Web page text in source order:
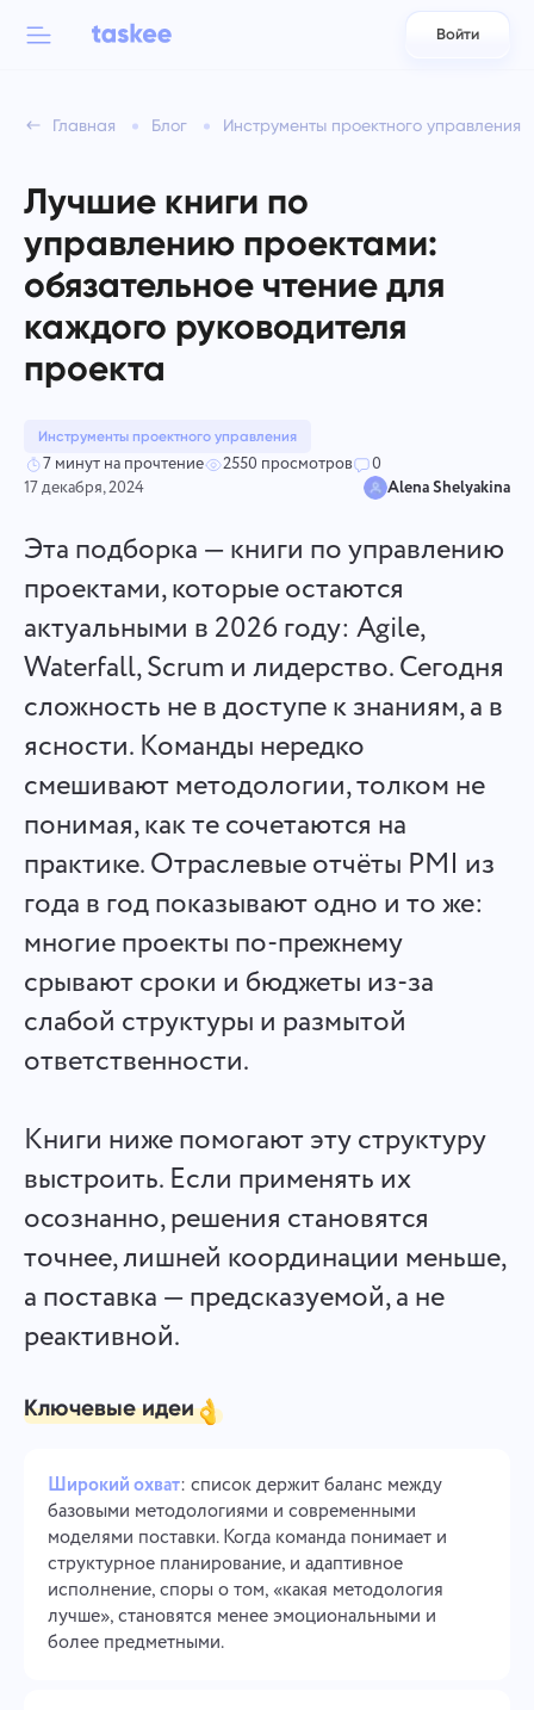
العربية
Azərbaycan
日本語
Bahasa Indonesia
Deutsch
Español
Français
עברית
हिन्दी
Italiano
中文 (中国)
Kiswahili
Português
Русский
Türkçe
Tiếng Việt
Войти
Главная Блог Инструменты проектного управления
Лучшие книги по
управлению проектами:
обязательное чтение для
каждого руководителя
проекта
Инструменты проектного управления
7 минут на прочтение 2550 просмотров
0
17 декабря, 2024
Alena Shelyakina
Эта подборка — книги по управлению
проектами, которые остаются
актуальными в 2026 году: Agile,
Waterfall, Scrum и лидерство. Сегодня
сложность не в доступе к знаниям, а в
ясности. Команды нередко
смешивают методологии, толком не
понимая, как те сочетаются на
практике. Отраслевые отчёты PMI из
года в год показывают одно и то же:
многие проекты по-прежнему
срывают сроки и бюджеты из-за
слабой структуры и размытой
ответственности.
Книги ниже помогают эту структуру
выстроить. Если применять их
осознанно, решения становятся
точнее, лишней координации меньше,
а поставка — предсказуемой, а не
реактивной.
Ключевые идеи
Широкий охват: список держит баланс между
базовыми методологиями и современными
моделями поставки. Когда команда понимает и
структурное планирование, и адаптивное
исполнение, споры о том, «какая методология
лучше», становятся менее эмоциональными и
более предметными.
Возможности Taskee
Узнайте о 7 вдохновляющих возможностях
Смотреть все возможности
Отслеживание времени
добавляйте время вручную
Создавайте задачи, работайте над ними с коллегами и
закрывайте их, когда они выполнены
Отчеты
Распределяйте ресурсы с помощью отчетов о
затраченном времени на каждый проект
Управляйте задачами на Канбан-доске, фильтруйте задачи
и масштабируйте доску
Управление проектами
Управляйте информацией о проекте (статусы/теги) и
активностью команды в одном месте
назначайте роли для оптимизации командной работы
Индустрии
Типы компаний